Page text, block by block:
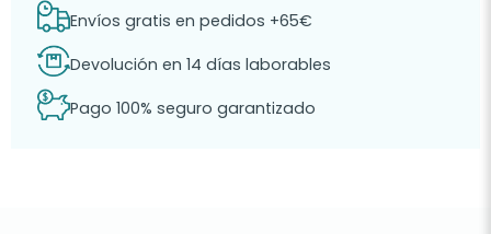
Envíos gratis en pedidos +65€
Devolución en 14 días laborables
Pago 100% seguro garantizado